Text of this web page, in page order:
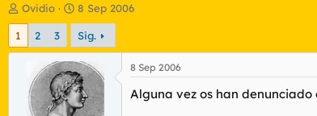
I
n
c
Ovidio
F
e
c
h
a
d
e
i
8 Sep 2006
1 2 3 Sig.
8 Sep 2006
Alguna vez os han